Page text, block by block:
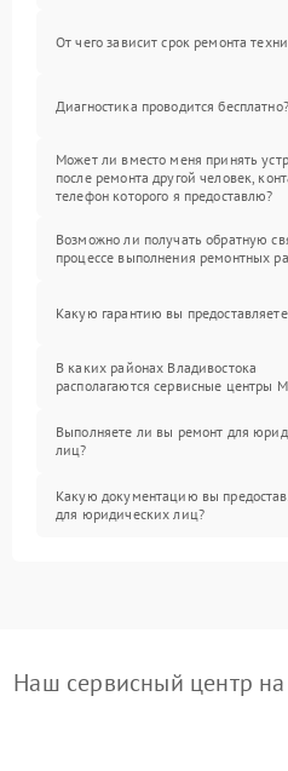
От чего зависит срок ремонта
Диагностика проводится бесплатно?
Может ли вместо меня принять
после ремонта другой человек,
телефон которого я предоставлю?
Возможно ли получать обратную
процессе выполнения ремонтных
Какую гарантию вы
В каких районах Владивостока
располагаются сервисные центры
Выполняете ли вы ремонт для
лиц?
Какую документацию вы
для юридических лиц?
Наш сервисный центр